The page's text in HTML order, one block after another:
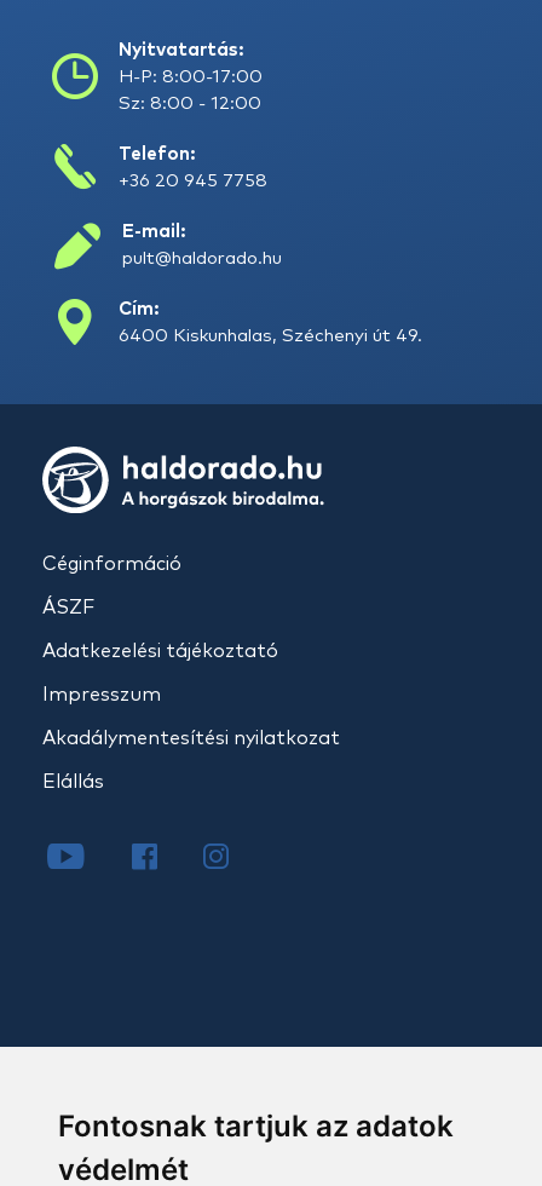
Fontosnak tartjuk az adatok
védelmét
Nyitvatartás:
H-P: 8:00-17:00
Sz: 8:00 - 12:00
Telefon:
+36 20 945 7758
E-mail:
pult@haldorado.hu
Cím:
6400 Kiskunhalas, Széchenyi út 49.
Céginformáció
ÁSZF
Adatkezelési tájékoztató
Impresszum
Akadálymentesítési nyilatkozat
Elállás